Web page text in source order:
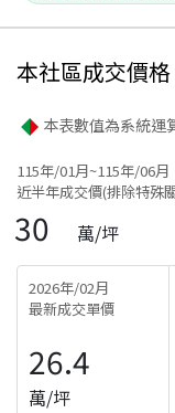
本社區成交價格
本表數值為系統運
115年/01月~115年/06月
近半年成交價(排除特殊
30 萬/坪
2026年/02月
最新成交單價
26.4
萬/坪